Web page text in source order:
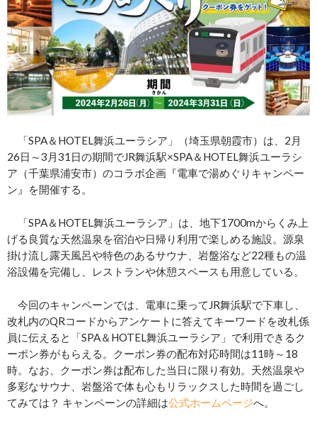
「SPA＆HOTEL舞浜ユーラシア」（埼玉県朝霞市）は、2月
26日～3月31日の期間でJR舞浜駅×SPA＆HOTEL舞浜ユーラシ
ア（千葉県浦安市）のコラボ企画『電車で湯めぐりキャンペー
ン』を開催する。
「SPA＆HOTEL舞浜ユーラシア」は、地下1700mからくみ上
げる良質な天然温泉を宿泊や日帰り利用で楽しめる施設。源泉
掛け流し露天風呂や特色のあるサウナ、岩盤浴など22種もの温
浴設備を完備し、レストランや休憩スペースも用意している。
今回のキャンペーンでは、電車に乗ってJR舞浜駅で下車し、
改札内のQRコードからアンケートに答えてキーワードを改札係
員に伝えると「SPA＆HOTEL舞浜ユーラシア」で利用できるク
ーポン券がもらえる。クーポン券の配布対応時間は11時～18
時。なお、クーポン券は配布した当日に限り有効。天然温泉や
多彩なサウナ、岩盤浴で体も心もリラックスした時間を過ごし
てみては？ キャンペーンの詳細は公式ホームページへ。